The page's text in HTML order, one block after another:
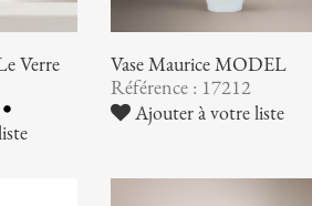
Verre
Vase Maurice MODEL
Référence : 17212
Ajouter à votre liste